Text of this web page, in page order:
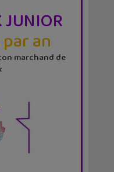
JUNIOR
an
marchand de